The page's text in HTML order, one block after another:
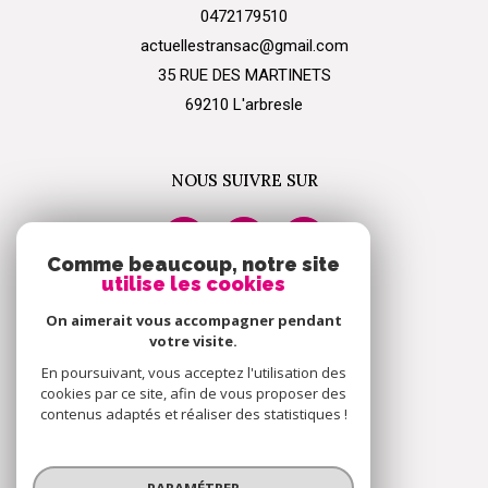
0472179510
actuellestransac@gmail.com
35 RUE DES MARTINETS
69210
l'arbresle
NOUS SUIVRE SUR
ADHÉRENTS
Comme beaucoup, notre site
utilise les cookies
On aimerait vous accompagner pendant
votre visite.
En poursuivant, vous acceptez l'utilisation des
cookies par ce site, afin de vous proposer des
contenus adaptés et réaliser des statistiques !